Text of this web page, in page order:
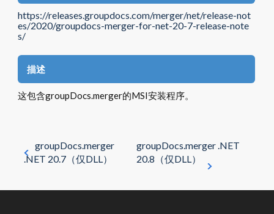
https://releases.groupdocs.com/merger/net/release-not
es/2020/groupdocs-merger-for-net-20-7-release-note
s/
描述
这包含groupDocs.merger的MSI安装程序。
groupDocs.merger
.NET 20.7（仅DLL）
groupDocs.merger .NET
20.8（仅DLL）